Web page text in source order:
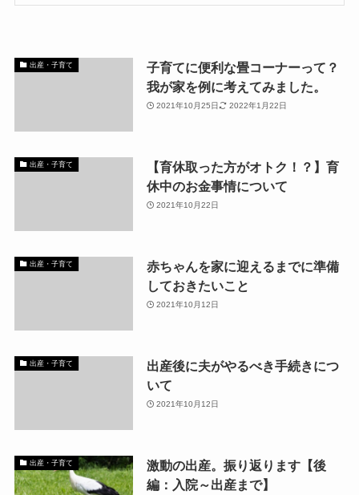
出産・子育て
子育てに便利な畳コーナーって？
我が家を例に考えてみました。
2021年10月25日 2022年1月22日
出産・子育て
【育休取った方がオトク！？】育
休中のお金事情について
2021年10月22日
出産・子育て
赤ちゃんを家に迎えるまでに準備
しておきたいこと
2021年10月12日
出産・子育て
出産後に夫がやるべき手続きにつ
いて
2021年10月12日
出産・子育て
激動の出産。振り返ります【後
編：入院～出産まで】